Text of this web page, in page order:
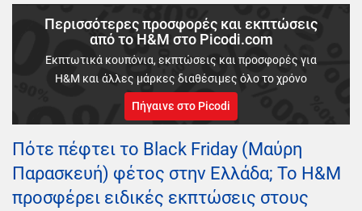
Περισσότερες προσφορές και εκπτώσεις
από το H&M στο Picodi.com
Εκπτωτικά κουπόνια, εκπτώσεις και προσφορές για
H&M και άλλες μάρκες διαθέσιμες όλο το χρόνο
Πήγαινε στο Picodi
Πότε πέφτει το Black Friday (Μαύρη
Παρασκευή) φέτος στην Ελλάδα; Το H&M
προσφέρει ειδικές εκπτώσεις στους